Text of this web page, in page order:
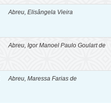
Abreu, Elisângela Vieira
Abreu, Igor Manoel Paulo Goulart de
Abreu, Maressa Farias de